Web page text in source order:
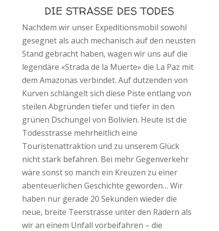
DIE STRASSE DES TODES
Nachdem wir unser Expeditionsmobil sowohl
gesegnet als auch mechanisch auf den neusten
Stand gebracht haben, wagen wir uns auf die
legendäre «Strada de la Muerte» die La Paz mit
dem Amazonas verbindet. Auf dutzenden von
Kurven schlängelt sich diese Piste entlang von
steilen Abgründen tiefer und tiefer in den
grünen Dschungel von Bolivien. Heute ist die
Todesstrasse mehrheitlich eine
Touristenattraktion und zu unserem Glück
nicht stark befahren. Bei mehr Gegenverkehr
wäre sonst so manch ein Kreuzen zu einer
abenteuerlichen Geschichte geworden… Wir
haben nur gerade 20 Sekunden wieder die
neue, breite Teerstrasse unter den Rädern als
wir an einem Unfall vorbeifahren – die